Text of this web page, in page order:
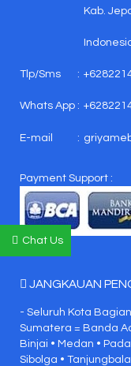
Kab.
Tlp/Sms :
Whats App :
E-mail :
Payment Support :
JANGKAUAN
- Seluruh Kota
Sumatera = Banda
Binjai • Medan •
Sibolga •
Chat Us